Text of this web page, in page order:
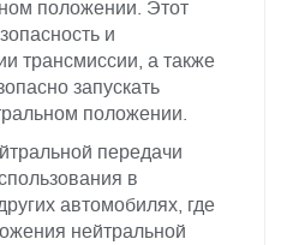
положении. Этот
и
трансмиссии, а также
запускать
положении.
передачи
в
автомобилях, где
нейтральной